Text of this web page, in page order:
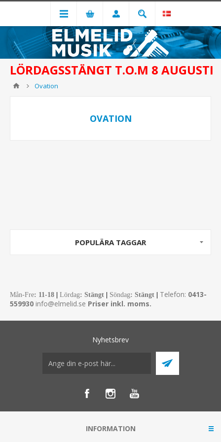
LÖRDAGSSTÄNGT T.O.M 8 AUGUSTI
Ovation
OVATION
POPULÄRA TAGGAR
Mån-Fre: 11-18 Lördag: Stängt Söndag: Stängt Telefon: 0413-
559930 info@elmelid.se Priser inkl. moms.
Nyhetsbrev
INFORMATION